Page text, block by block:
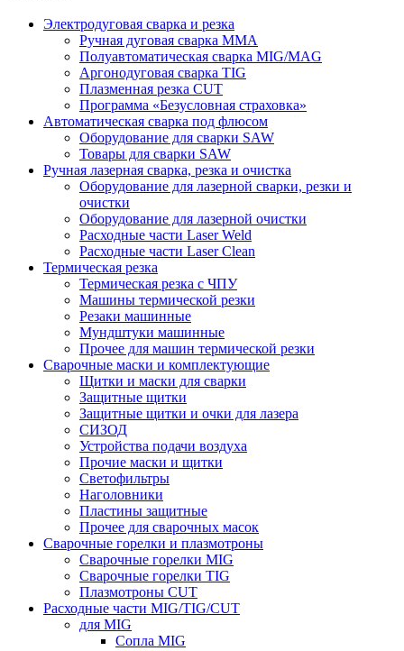
Электродуговая сварка и резка
Ручная дуговая сварка MMA
Полуавтоматическая сварка MIG/MAG
Аргонодуговая сварка TIG
Плазменная резка CUT
Программа «Безусловная страховка»
Автоматическая сварка под флюсом
Оборудование для сварки SAW
Товары для сварки SAW
Ручная лазерная сварка, резка и очистка
Оборудование для лазерной сварки, резки и
очистки
Оборудование для лазерной очистки
Расходные части Laser Weld
Расходные части Laser Clean
Термическая резка
Термическая резка с ЧПУ
Машины термической резки
Резаки машинные
Мундштуки машинные
Прочее для машин термической резки
Сварочные маски и комплектующие
Щитки и маски для сварки
Защитные щитки
Защитные щитки и очки для лазера
СИЗОД
Устройства подачи воздуха
Прочие маски и щитки
Светофильтры
Наголовники
Пластины защитные
Прочее для сварочных масок
Сварочные горелки и плазмотроны
Сварочные горелки MIG
Сварочные горелки TIG
Плазмотроны CUT
Расходные части MIG/TIG/CUT
для MIG
Сопла MIG